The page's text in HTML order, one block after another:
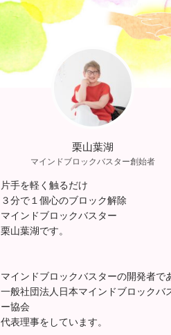
栗山葉湖
マインドブロックバスター創始者
片手を軽く触るだけ
３分で１個心のブロック解除
マインドブロックバスター
栗山葉湖です。
マインドブロックバスターの開発者で
一般社団法人日本マインドブロックバ
ー協会
代表理事をしています。